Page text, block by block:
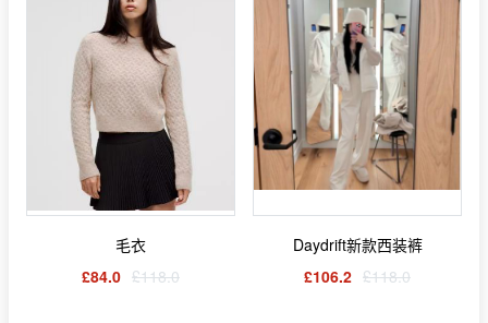
毛衣
£84.0 £118.0
Daydrift新款西装裤
£106.2 £118.0